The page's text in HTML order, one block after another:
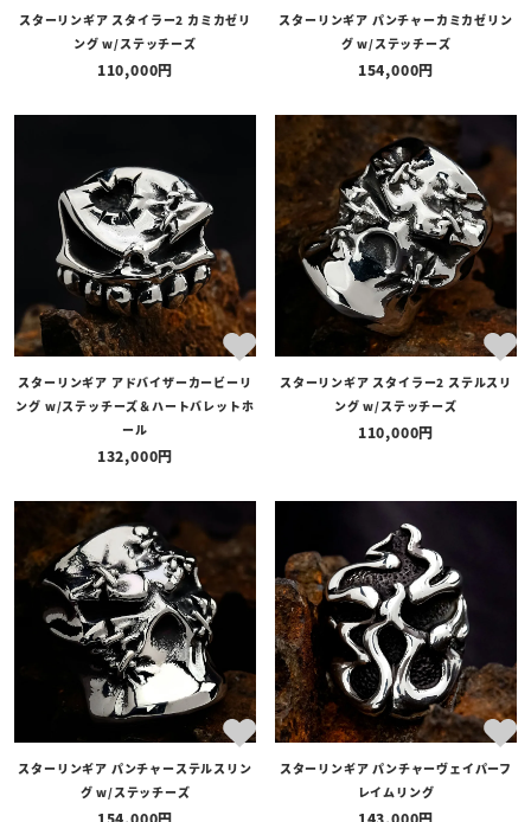
スターリンギア スタイラー2 カミカゼリ
ング w/ステッチーズ
110,000
スターリンギア パンチャーカミカゼリン
グ w/ステッチーズ
154,000
スターリンギア アドバイザーカービーリ
ング w/ステッチーズ＆ハートバレットホ
ール
132,000
スターリンギア スタイラー2 ステルスリ
ング w/ステッチーズ
110,000
スターリンギア パンチャーステルスリン
グ w/ステッチーズ
スターリンギア パンチャーヴェイパーフ
レイムリング